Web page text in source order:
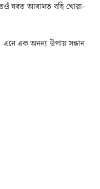
ঘৰত আৰামত বহি খোৱা-
এনে এক অনন্য উপায় সন্ধান